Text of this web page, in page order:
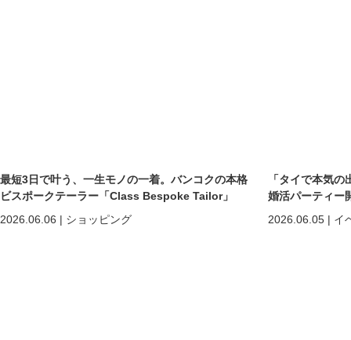
最短3日で叶う、一生モノの一着。バンコクの本格
ビスポークテーラー「Class Bespoke Tailor」
2026.06.06 | ショッピング
「タイで本気
婚活パーティー
2026.06.05 | イ